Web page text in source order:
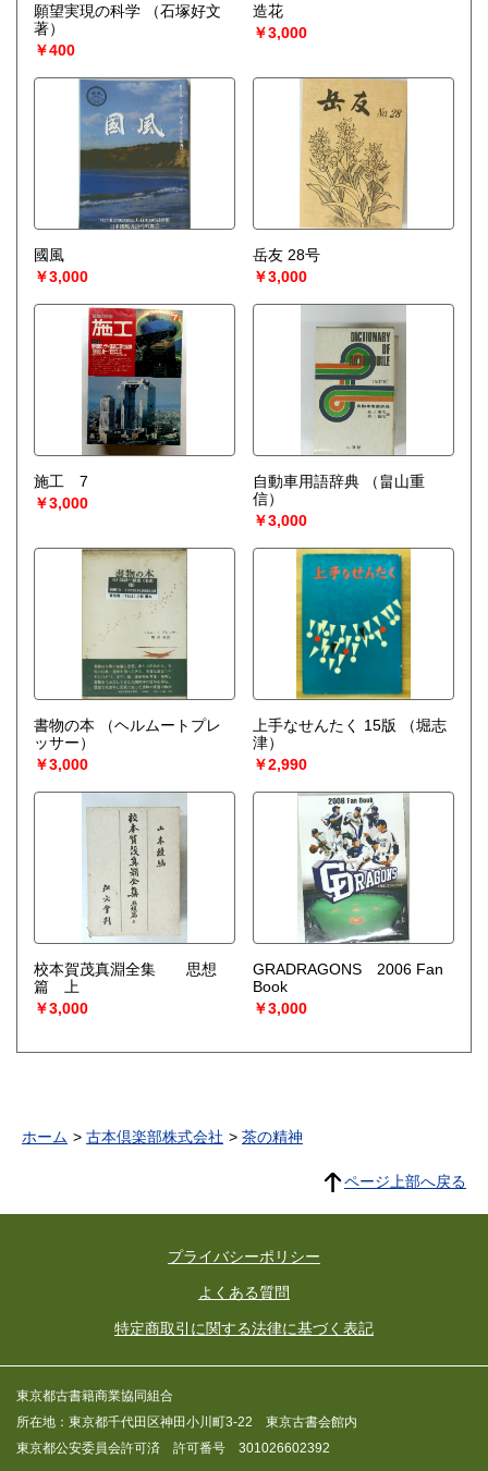
宅配買取送付先
----------------------------------------
501-0224
岐阜県瑞穂市稲里197-1
古本倶楽部 宅配買取受付係
058-322-2366
----------------------------------------
取り扱い分野
オールジャンル、戦前紙モノ、古典籍
願望実現の科学
（石塚好文
著）
￥400
造花
￥3,000
國風
￥3,000
岳友 28号
￥3,000
施工 7
￥3,000
自動車用語辞典
（畠山重
信）
￥3,000
書物の本
（ヘルムートプレ
ッサー）
￥3,000
上手なせんたく 15版
（堀志
津）
￥2,990
校本賀茂真淵全集 思想
篇 上
￥3,000
GRADRAGONS 2006 Fan
Book
￥3,000
ホーム 古本倶楽部株式会社 茶の精神
ページ上部へ戻る
プライバシーポリシー
よくある質問
特定商取引に関する法律に基づく表記
東京都古書籍商業協同組合
所在地：東京都千代田区神田小川町3-22 東京古書会館内
東京都公安委員会許可済 許可番号 301026602392